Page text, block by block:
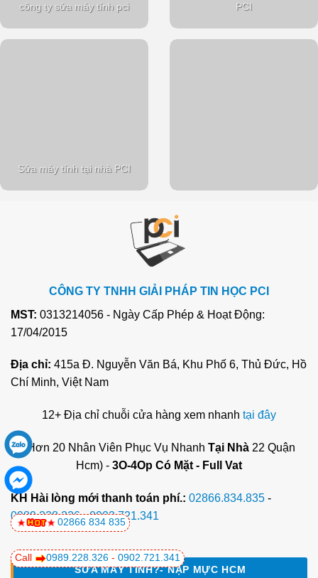
công ty sửa máy tính pci
PCI
Sửa máy tính tại nhà PCI
CÔNG TY TNHH GIẢI PHÁP TIN HỌC PCI
MST: 0313214056 - Ngày Cấp Phép & Hoạt Động:
17/04/2015
Địa chỉ: 415a Đ. Nguyễn Văn Bá, Khu Phố 6, Thủ Đức, Hồ
Chí Minh, Việt Nam
12+ Địa chỉ chuỗi cửa hàng xem nhanh tại đây
(Hơn 20 Nhân Viên Phục Vụ Nhanh Tại Nhà22 Quận
Hcm) - 3O-4Op Có Mặt - Full Vat
KH Hài lòng mới thanh toán phí.: 02866.834.835 -
0989.228.326-0902.721.341
SỬA MÁY TÍNH?- NẠP MỰC HCM
Call 0989.228.326 - 0902.721.341
02866 834 835